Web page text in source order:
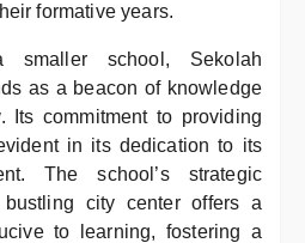
formative years.
smaller school, Sekolah
as a beacon of knowledge
Its commitment to providing
in its dedication to its
The school’s strategic
city center offers a
to learning, fostering a